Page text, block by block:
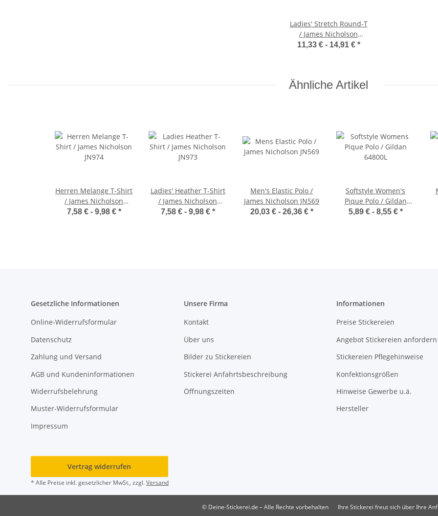
Ladies' Stretch Round-T
/ James Nicholson
JN926
11,33 € - 14,91 € *
Ähnliche Artikel
Herren Melange T-Shirt
/ James Nicholson
JN974
7,58 € - 9,98 € *
Ladies' Heather T-Shirt
/ James Nicholson
JN973
7,58 € - 9,98 € *
Men's Elastic Polo /
James Nicholson JN569
20,03 € - 26,36 € *
Softstyle Women's
Pique Polo / Gildan
64800L
5,89 € - 8,55 € *
Gesetzliche Informationen
Online-Widerrufsformular
Datenschutz
Zahlung und Versand
AGB und Kundeninformationen
Widerrufsbelehrung
Muster-Widerrufsformular
Impressum
Unsere Firma
Kontakt
Über uns
Bilder zu Stickereien
Stickerei Anfahrtsbeschreibung
Öffnungszeiten
Informationen
Preise Stickereien
Angebot Stickereien anfordern
Stickereien Pflegehinweise
Konfektionsgrößen
Hinweise Gewerbe u.ä.
Hersteller
Vertrag widerrufen
* Alle Preise inkl. gesetzlicher MwSt., zzgl.Versand
© Deine-Stickerei.de – Alle Rechte vorbehalten Ihre Stickerei freut sich über Ihre